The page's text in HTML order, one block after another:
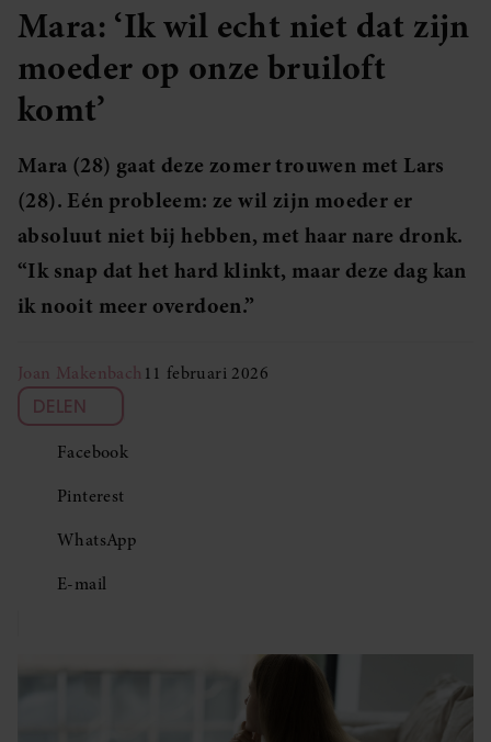
Mara: ‘Ik wil echt niet dat zijn
moeder op onze bruiloft
komt’
Mara (28) gaat deze zomer trouwen met Lars
(28). Eén probleem: ze wil zijn moeder er
absoluut niet bij hebben, met haar nare dronk.
“Ik snap dat het hard klinkt, maar deze dag kan
ik nooit meer overdoen.”
Joan Makenbach 11 februari 2026
DELEN
Facebook
Pinterest
WhatsApp
E-mail